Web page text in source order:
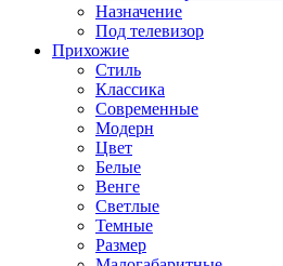
Назначение
Под телевизор
Прихожие
Стиль
Классика
Современные
Модерн
Цвет
Белые
Венге
Светлые
Темные
Размер